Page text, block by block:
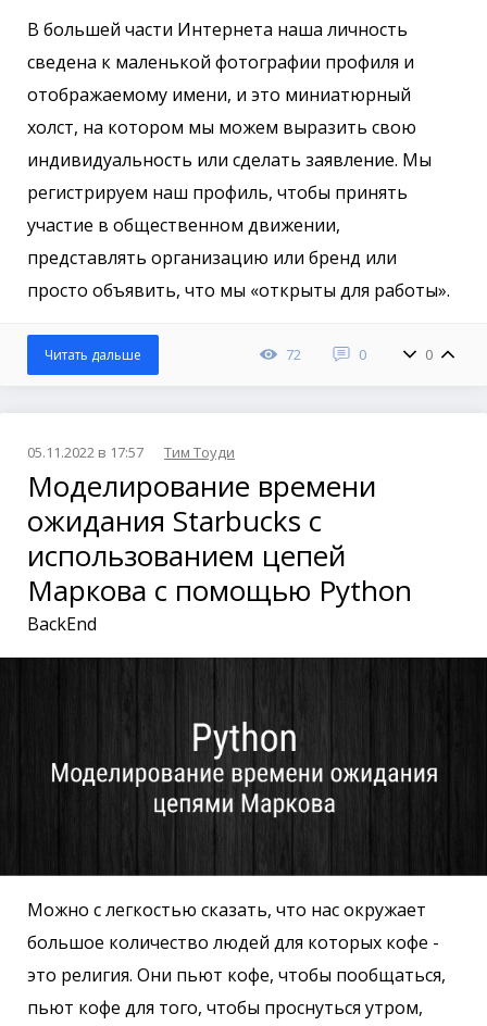
В большей части Интернета наша личность
сведена к маленькой фотографии профиля и
отображаемому имени, и это миниатюрный
холст, на котором мы можем выразить свою
индивидуальность или сделать заявление. Мы
регистрируем наш профиль, чтобы принять
участие в общественном движении,
представлять организацию или бренд или
просто объявить, что мы «открыты для работы».
72 0 0
Читать дальше
05.11.2022 в 17:57 Тим Тоуди
Моделирование времени
ожидания Starbucks с
использованием цепей
Маркова с помощью Python
BackEnd
Можно с легкостью сказать, что нас окружает
большое количество людей для которых кофе -
это религия. Они пьют кофе, чтобы пообщаться,
пьют кофе для того, чтобы проснуться утром,